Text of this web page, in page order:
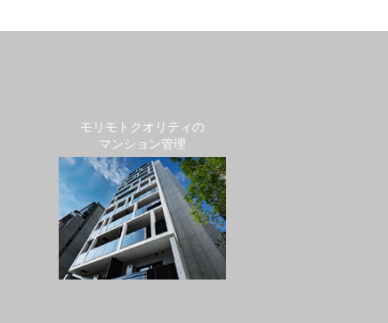
モリモトクオリティの
マンション管理